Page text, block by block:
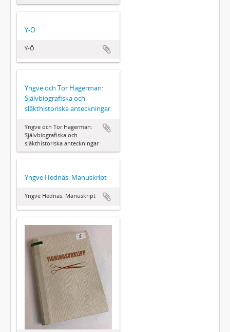
Y-Ö
Y-Ö
Yngve och Tor Hagerman:
Självbiografiska och
släkthistoriska anteckningar
Yngve och Tor Hagerman:
Självbiografiska och
släkthistoriska anteckningar
Yngve Hednäs: Manuskript
Yngve Hednäs: Manuskript